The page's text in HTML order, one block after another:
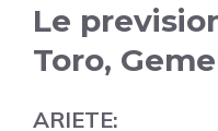
Le
Toro,
ARIETE: